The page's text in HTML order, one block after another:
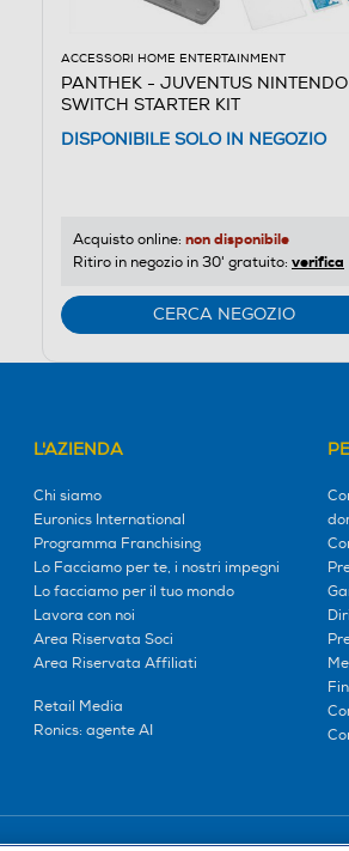
ACCESSORI HOME ENTERTAINMENT
PANTHEK - JUVENTUS NINTENDO
SWITCH STARTER KIT
DISPONIBILE SOLO IN NEGOZIO
Acquisto online: non disponibile
Ritiro in negozio in 30' gratuito: verifica
CERCA NEGOZIO
L'AZIENDA
Chi siamo
Euronics International
Programma Franchising
Lo Facciamo per te, i nostri impegni
Lo facciamo per il tuo mondo
Lavora con noi
Area Riservata Soci
Area Riservata Affiliati
Retail Media
Ronics: agente AI